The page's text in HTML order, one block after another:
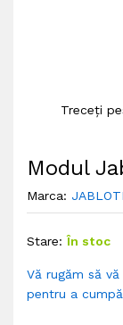
Treceți
Modul
Marca:
Stare: În stoc
Vă rugăm să
pentru a